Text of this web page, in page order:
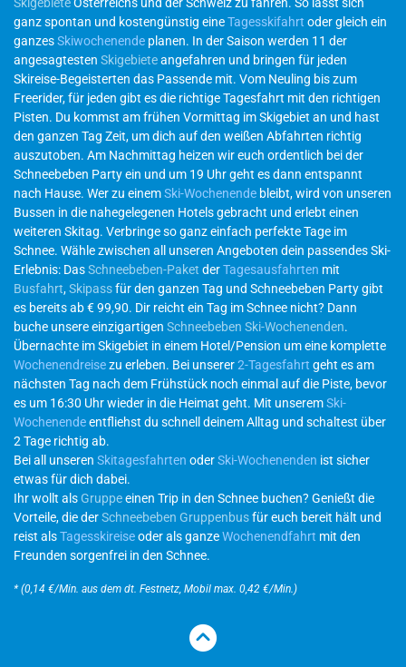
SkigebieteÖsterreichs und der Schweiz zu fahren. So lässt sich
ganz spontan und kostengünstig eineTagesskifahrt oder gleich ein
ganzesSkiwochenende planen. In der Saison werden 11 der
angesagtesten Skigebieteangefahren und bringen für jeden
Skireise-Begeisterten das Passende mit. Vom Neuling bis zum
Freerider, für jeden gibt es die richtige Tagesfahrt mit den richtigen
Pisten. Du kommst am frühen Vormittag im Skigebiet an und hast
den ganzen Tag Zeit, um dich auf den weißen Abfahrten richtig
auszutoben. Am Nachmittag heizen wir euch ordentlich bei der
Schneebeben Party ein und um 19 Uhr geht es dann entspannt
nach Hause. Wer zu einemSki-Wochenende bleibt, wird von unseren
Bussen in die nahegelegenen Hotels gebracht und erlebt einen
weiteren Skitag. Verbringe so ganz einfach perfekte Tage im
Schnee. Wähle zwischen all unseren Angeboten dein passendes Ski-
Erlebnis: DasSchneebeben-Paket derTagesausfahrten mit
Busfahrt,Skipassfür den ganzen Tag und Schneebeben Party gibt
es bereits ab € 99,90. Dir reicht ein Tag im Schnee nicht? Dann
buche unsere einzigartigen Schneebeben Ski-Wochenenden.
Übernachte im Skigebiet in einem Hotel/Pension um eine komplette
Wochenendreisezu erleben. Bei unserer2-Tagesfahrt geht es am
nächsten Tag nach dem Frühstück noch einmal auf die Piste, bevor
es um 16:30 Uhr wieder in die Heimat geht. Mit unseremSki-
Wochenendeentfliehst du schnell deinem Alltag und schaltest über
2 Tage richtig ab.
Bei all unseren Skitagesfahrten oderSki-Wochenenden ist sicher
etwas für dich dabei.
Ihr wollt alsGruppeeinen Trip in den Schnee buchen? Genießt die
Vorteile, die derSchneebeben Gruppenbusfür euch bereit hält und
reist alsTagesskireiseoder als ganzeWochenendfahrt mit den
Freunden sorgenfrei in den Schnee.
* (0,14 €/Min. aus dem dt. Festnetz, Mobil max. 0,42 €/Min.)